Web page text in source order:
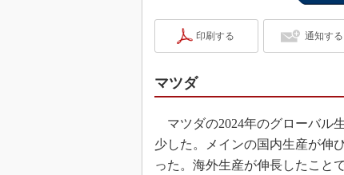
印刷する 通知する
マツダ
マツダの2024年のグローバル
少した。メインの国内生産が伸
った。海外生産が伸長したこと